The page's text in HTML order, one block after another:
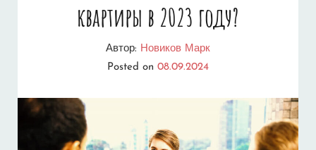
ОФИЦИАЛЬНО
РАБОТАТЬ
КРЕДИТА?
квартиры в 2023 году?
Автор: Новиков Марк
Posted on 08.09.2024